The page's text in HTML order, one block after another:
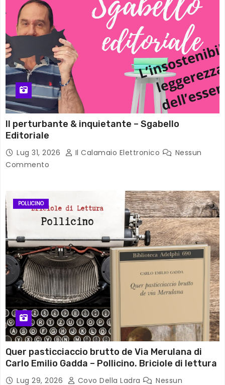
Il perturbante & inquietante – Sgabello
Editoriale
Lug 31, 2026 Il Calamaio Elettronico
Nessun
Commento
POLLICINO
Quer pasticciaccio brutto de Via Merulana di
Carlo Emilio Gadda – Pollicino. Briciole di lettura
Lug 29, 2026 Covo Della Ladra
Nessun